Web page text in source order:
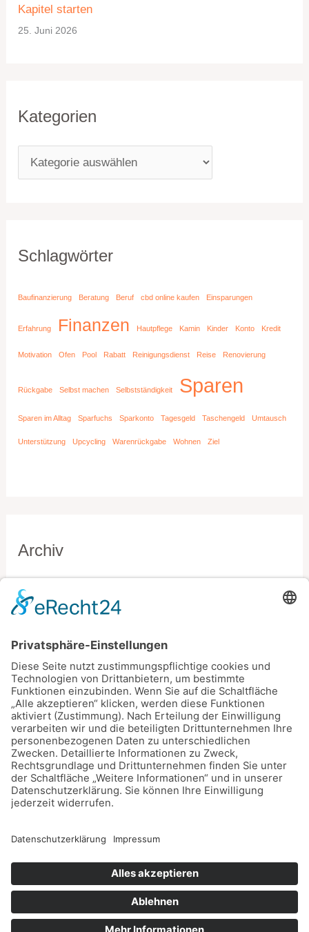
Kapitel starten
25. Juni 2026
Kategorien
Schlagwörter
Baufinanzierung Beratung Beruf cbd online kaufen Einsparungen
Erfahrung Finanzen Hautpflege Kamin Kinder Konto Kredit
Motivation Ofen Pool Rabatt Reinigungsdienst Reise Renovierung
Rückgabe Selbst machen Selbstständigkeit Sparen
Sparen im Alltag Sparfuchs Sparkonto Tagesgeld Taschengeld Umtausch
Unterstützung Upcycling Warenrückgabe Wohnen Ziel
Archiv
Copyright © 2026 Dein Sparschwein
Datenschutz